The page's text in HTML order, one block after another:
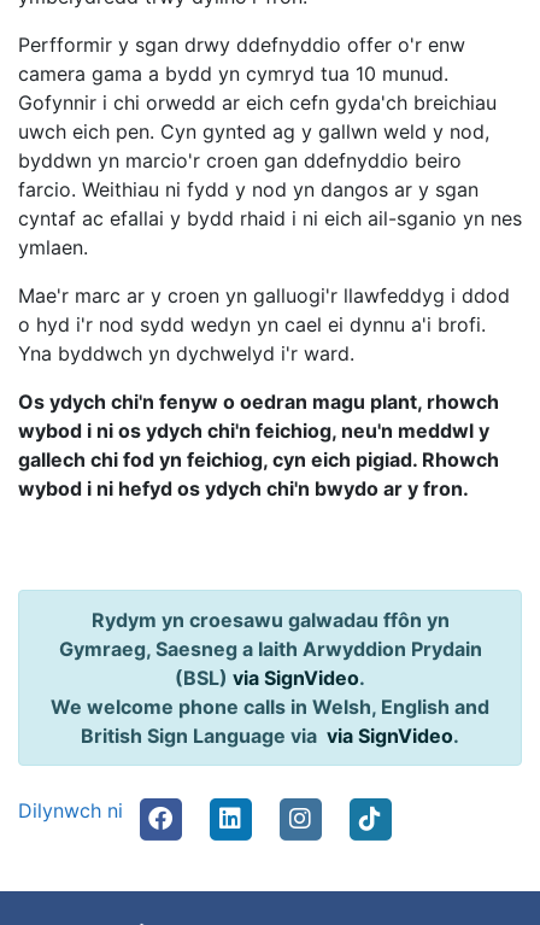
Perfformir y sgan drwy ddefnyddio offer o'r enw
camera gama a bydd yn cymryd tua 10 munud.
Gofynnir i chi orwedd ar eich cefn gyda'ch breichiau
uwch eich pen. Cyn gynted ag y gallwn weld y nod,
byddwn yn marcio'r croen gan ddefnyddio beiro
farcio. Weithiau ni fydd y nod yn dangos ar y sgan
cyntaf ac efallai y bydd rhaid i ni eich ail-sganio yn nes
ymlaen.
Mae'r marc ar y croen yn galluogi'r llawfeddyg i ddod
o hyd i'r nod sydd wedyn yn cael ei dynnu a'i brofi.
Yna byddwch yn dychwelyd i'r ward.
Os ydych chi'n fenyw o oedran magu plant, rhowch
wybod i ni os ydych chi'n feichiog, neu'n meddwl y
gallech chi fod yn feichiog, cyn eich pigiad. Rhowch
wybod i ni hefyd os ydych chi'n bwydo ar y fron.
Rydym yn croesawu galwadau ffôn yn
Gymraeg, Saesneg a Iaith Arwyddion Prydain
(BSL) via SignVideo.
We welcome phone calls in Welsh, English and
British Sign Language via via SignVideo.
Dilynwch ni